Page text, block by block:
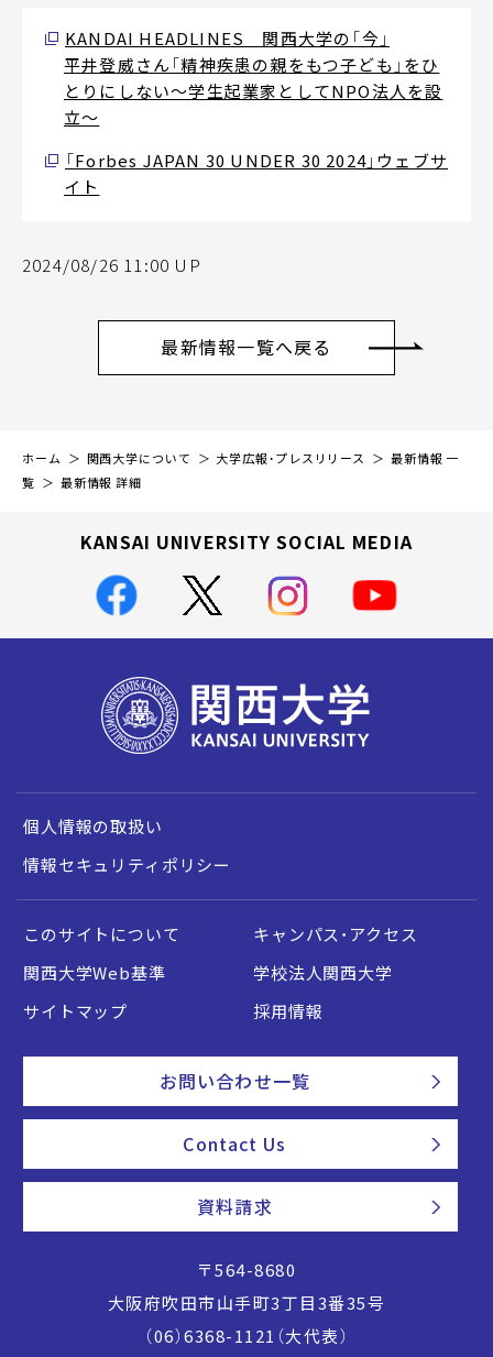
KANDAI HEADLINES 関西大学の「今」
平井登威さん「精神疾患の親をもつ子ども」をひ
とりにしない～学生起業家としてNPO法人を設
立～
「Forbes JAPAN 30 UNDER 30 2024」ウェブサ
イト
2024/08/26 11:00 UP
最新情報一覧へ戻る
ホーム 関西大学について 大学広報・プレスリリース
最新情報 一
覧
最新情報 詳細
KANSAI UNIVERSITY SOCIAL MEDIA
個人情報の取扱い
情報セキュリティポリシー
このサイトについて
キャンパス・アクセス
関西大学Web基準
学校法人関西大学
サイトマップ
採用情報
お問い合わせ一覧
Contact Us
資料請求
〒564-8680
大阪府吹田市山手町3丁目3番35号
（06）6368-1121（大代表）